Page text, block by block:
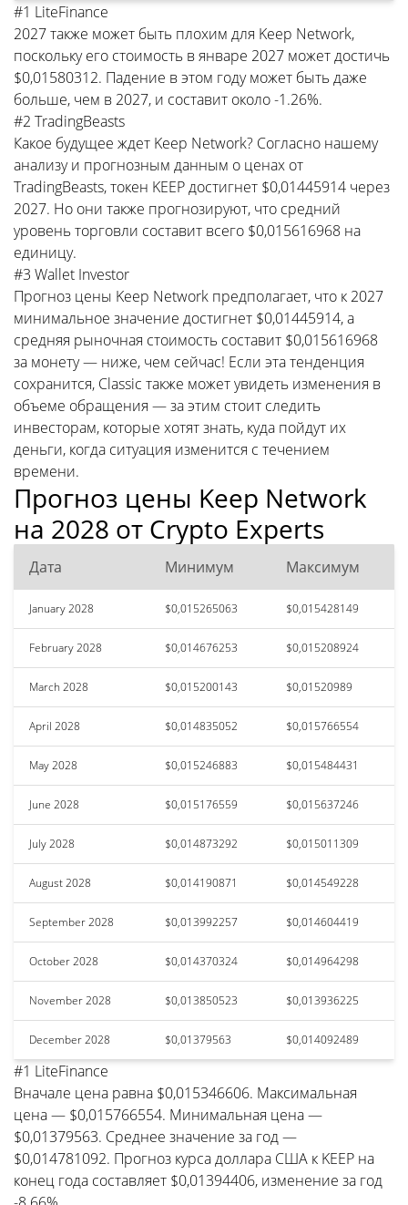
#1 LiteFinance
2027 также может быть плохим для Keep Network,
поскольку его стоимость в январе 2027 может достичь
$0,01580312. Падение в этом году может быть даже
больше, чем в 2027, и составит около -1.26%.
#2 TradingBeasts
Какое будущее ждет Keep Network? Согласно нашему
анализу и прогнозным данным о ценах от
TradingBeasts, токен KEEP достигнет $0,01445914 через
2027. Но они также прогнозируют, что средний
уровень торговли составит всего $0,015616968 на
единицу.
#3 Wallet Investor
Прогноз цены Keep Network предполагает, что к 2027
минимальное значение достигнет $0,01445914, а
средняя рыночная стоимость составит $0,015616968
за монету — ниже, чем сейчас! Если эта тенденция
сохранится, Classic также может увидеть изменения в
объеме обращения — за этим стоит следить
инвесторам, которые хотят знать, куда пойдут их
деньги, когда ситуация изменится с течением
времени.
Прогноз цены Keep Network
на 2028 от Crypto Experts
Дата Минимум Максимум
January 2028 $0,015265063 $0,015428149
February 2028 $0,014676253 $0,015208924
March 2028 $0,015200143 $0,01520989
April 2028 $0,014835052 $0,015766554
May 2028 $0,015246883 $0,015484431
June 2028 $0,015176559 $0,015637246
July 2028 $0,014873292 $0,015011309
August 2028 $0,014190871 $0,014549228
September 2028 $0,013992257 $0,014604419
October 2028 $0,014370324 $0,014964298
November 2028 $0,013850523 $0,013936225
December 2028 $0,01379563 $0,014092489
#1 LiteFinance
Вначале цена равна $0,015346606. Максимальная
цена — $0,015766554. Минимальная цена —
$0,01379563. Среднее значение за год —
$0,014781092. Прогноз курса доллара США к KEEP на
конец года составляет $0,01394406, изменение за год